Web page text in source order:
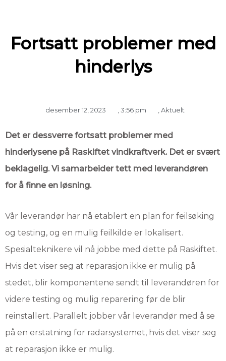
Fortsatt problemer med
hinderlys
desember 12, 2023 ,3:56 pm ,Aktuelt
Det er dessverre fortsatt problemer med
hinderlysene på Raskiftet vindkraftverk. Det er svært
beklagelig. Vi samarbeider tett med leverandøren
for å finne en løsning.
Vår leverandør har nå etablert en plan for feilsøking
og testing, og en mulig feilkilde er lokalisert.
Spesialteknikere vil nå jobbe med dette på Raskiftet.
Hvis det viser seg at reparasjon ikke er mulig på
stedet, blir komponentene sendt til leverandøren for
videre testing og mulig reparering før de blir
reinstallert. Parallelt jobber vår leverandør med å se
på en erstatning for radarsystemet, hvis det viser seg
at reparasjon ikke er mulig.